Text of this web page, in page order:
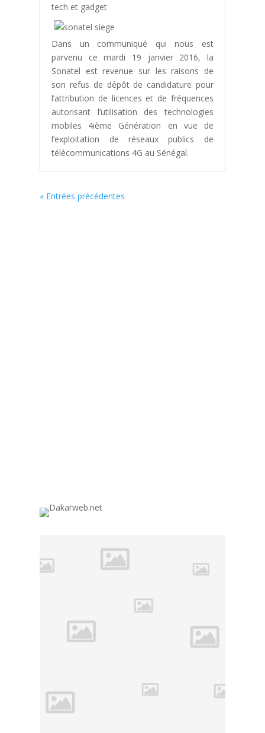
tech et gadget
Dans un communiqué qui nous est
parvenu ce mardi 19 janvier 2016, la
Sonatel est revenue sur les raisons de
son refus de dépôt de candidature pour
l’attribution de licences et de fréquences
autorisant l’utilisation des technologies
mobiles 4ième Génération en vue de
l’exploitation de réseaux publics de
télécommunications 4G au Sénégal.
« Entrées précédentes